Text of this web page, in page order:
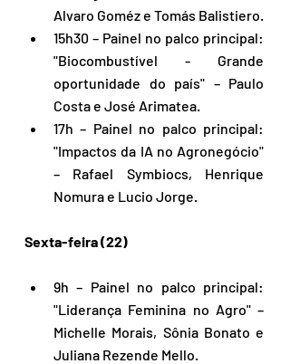
Alvaro Goméz e Tomás Balistiero.
15h30 – Painel no palco principal:
"Biocombustível - Grande
oportunidade do país" – Paulo
Costa e José Arimatea.
17h – Painel no palco principal:
"Impactos da IA no Agronegócio"
– Rafael Symbiocs, Henrique
Nomura e Lucio Jorge.
Sexta-feira (22)
9h – Painel no palco principal:
"Liderança Feminina no Agro" –
Michelle Morais, Sônia Bonato e
Juliana Rezende Mello.